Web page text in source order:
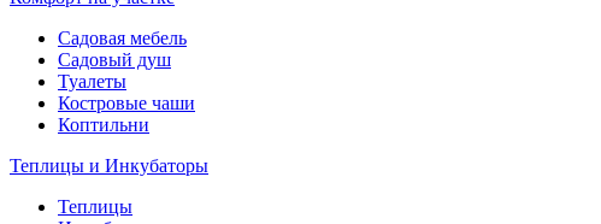
Садовая мебель
Садовый душ
Туалеты
Костровые чаши
Коптильни
Теплицы и Инкубаторы
Теплицы